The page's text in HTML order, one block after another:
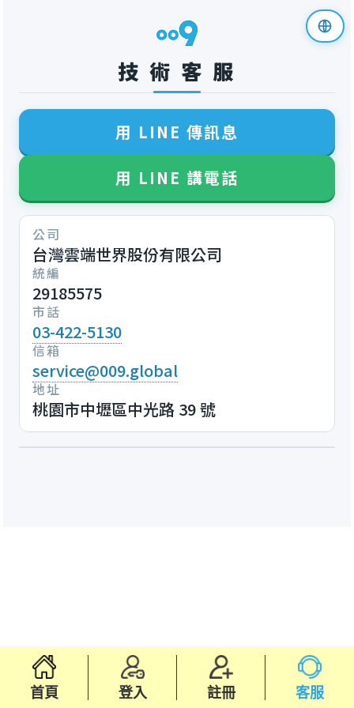
技 術 客 服
用 LINE 傳訊息
用 LINE 講電話
公司
台灣雲端世界股份有限公司
統編
29185575
市話
03-422-5130
信箱
service@009.global
地址
桃園市中壢區中光路 39 號
首頁 登入 註冊 客服